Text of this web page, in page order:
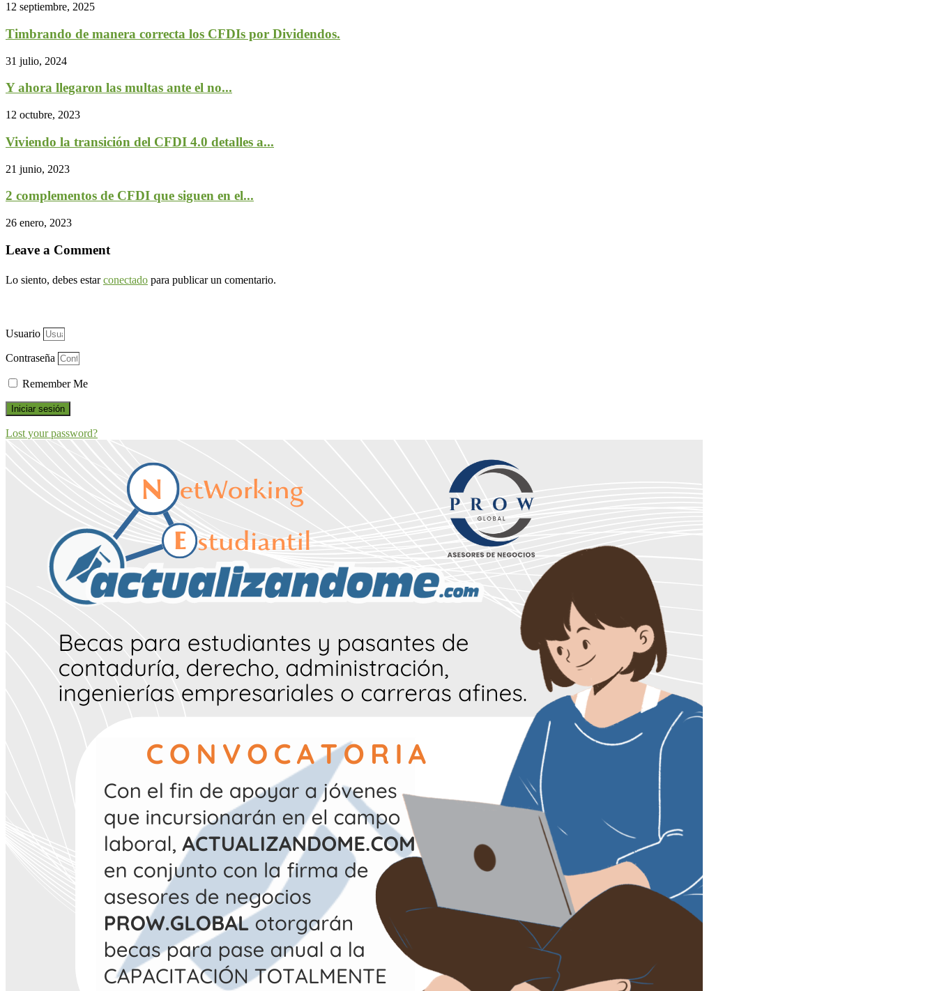
12 septiembre, 2025
Timbrando de manera correcta los CFDIs por Dividendos.
31 julio, 2024
Y ahora llegaron las multas ante el no...
12 octubre, 2023
Viviendo la transición del CFDI 4.0 detalles a...
21 junio, 2023
2 complementos de CFDI que siguen en el...
26 enero, 2023
Leave a Comment
Lo siento, debes estarconectado para publicar un comentario.
Usuario
Contraseña
Remember Me
Iniciar sesión
Lost your password?